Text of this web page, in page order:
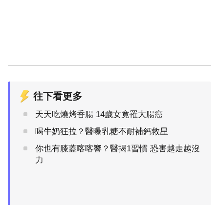
往下看更多
天天吃燒烤香腸 14歲女竟罹大腸癌
喝牛奶狂拉？醫曝乳糖不耐補鈣救星
你也有膝蓋喀喀響？醫揭1習慣 恐害越走越沒
力